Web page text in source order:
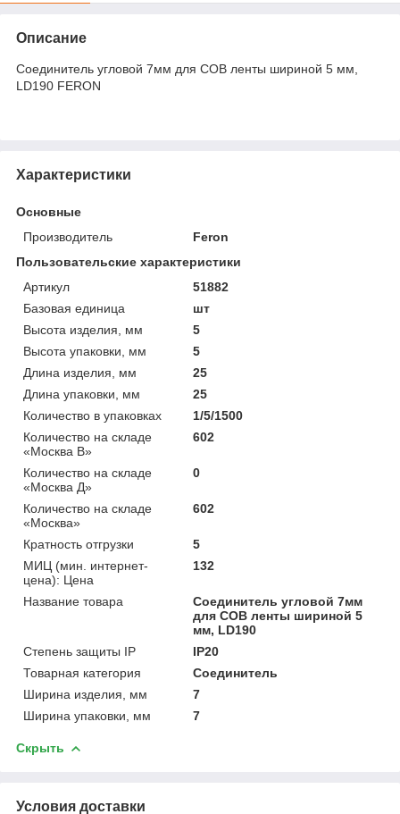
Описание
Соединитель угловой 7мм для COB ленты шириной 5 мм,
LD190 FERON
Характеристики
Основные
Производитель
Feron
Пользовательские характеристики
Артикул
51882
Базовая единица
шт
Высота изделия, мм
5
Высота упаковки, мм
5
Длина изделия, мм
25
Длина упаковки, мм
25
Количество в упаковках
1/5/1500
Количество на складе
«Москва В»
602
Количество на складе
«Москва Д»
0
Количество на складе
«Москва»
602
Кратность отгрузки
5
МИЦ (мин. интернет-
цена): Цена
132
Название товара
Соединитель угловой 7мм
для COB ленты шириной 5
мм, LD190
Степень защиты IP
IP20
Товарная категория
Соединитель
Ширина изделия, мм
7
Ширина упаковки, мм
7
Скрыть
Условия доставки